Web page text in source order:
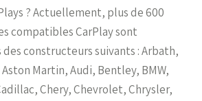
? Actuellement, plus de 600
compatibles CarPlay sont
constructeurs suivants : Arbath,
Martin, Audi, Bentley, BMW,
Chery, Chevrolet, Chrysler,